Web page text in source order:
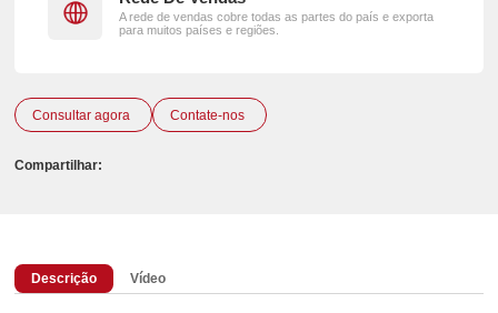
A rede de vendas cobre todas as partes do país e exporta
para muitos países e regiões.
Consultar agora Contate-nos
Compartilhar:
Descrição Vídeo